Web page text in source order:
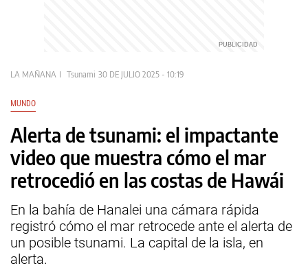
LA MAÑANA Tsunami 30 DE JULIO 2025 - 10:19
MUNDO
Alerta de tsunami: el impactante
video que muestra cómo el mar
retrocedió en las costas de Hawái
En la bahía de Hanalei una cámara rápida
registró cómo el mar retrocede ante el alerta de
un posible tsunami. La capital de la isla, en
alerta.